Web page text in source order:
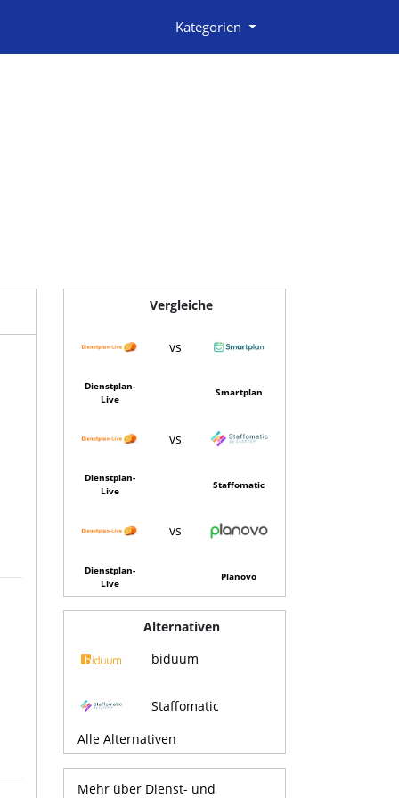
Kategorien
Vergleiche
vs
Dienstplan-
Live
Smartplan
vs
Dienstplan-
Live
Staffomatic
vs
Dienstplan-
Live
Planovo
Alternativen
biduum
Staffomatic
Alle Alternativen
Mehr über Dienst- und